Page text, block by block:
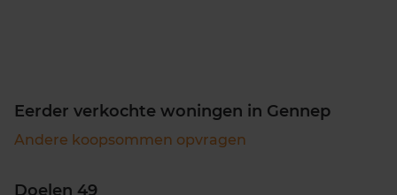
Eerder verkochte woningen in Gennep
Andere koopsommen opvragen
Doelen 49